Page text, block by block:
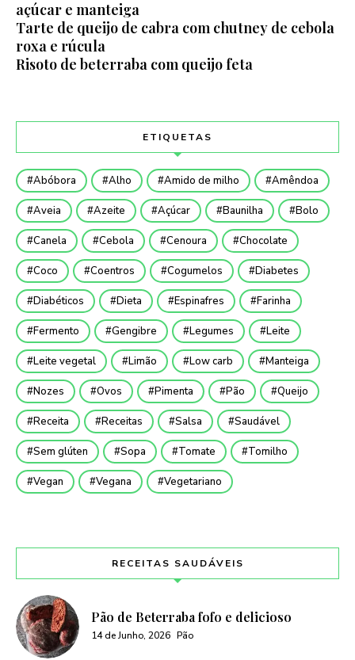
açúcar e manteiga
Tarte de queijo de cabra com chutney de cebola
roxa e rúcula
Risoto de beterraba com queijo feta
ETIQUETAS
Abóbora Alho Amido de milho Amêndoa
Aveia Azeite Açúcar Baunilha Bolo
Canela Cebola Cenoura Chocolate
Coco Coentros Cogumelos Diabetes
Diabéticos Dieta Espinafres Farinha
Fermento Gengibre Legumes Leite
Leite vegetal Limão Low carb Manteiga
Nozes Ovos Pimenta Pão Queijo
Receita Receitas Salsa Saudável
Sem glúten Sopa Tomate Tomilho
Vegan Vegana Vegetariano
RECEITAS SAUDÁVEIS
Pão de Beterraba fofo e delicioso
14 de Junho, 2026 Pão